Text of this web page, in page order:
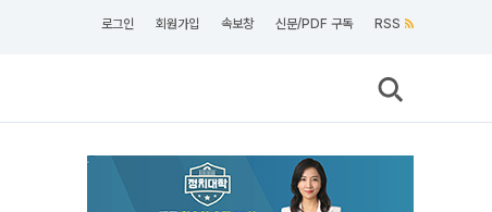
로그인 회원가입 속보창 신문/PDF 구독 RSS